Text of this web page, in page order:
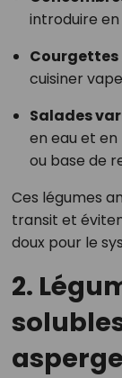
introduire en
Courgettes
cuisiner
Salades
en eau et
ou base de
Ces légumes
transit et
doux pour le
2.
asperge